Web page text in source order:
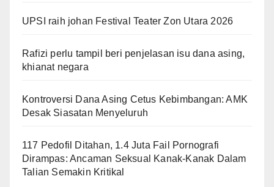
UPSI raih johan Festival Teater Zon Utara 2026
Rafizi perlu tampil beri penjelasan isu dana asing,
khianat negara
Kontroversi Dana Asing Cetus Kebimbangan: AMK
Desak Siasatan Menyeluruh
117 Pedofil Ditahan, 1.4 Juta Fail Pornografi
Dirampas: Ancaman Seksual Kanak-Kanak Dalam
Talian Semakin Kritikal